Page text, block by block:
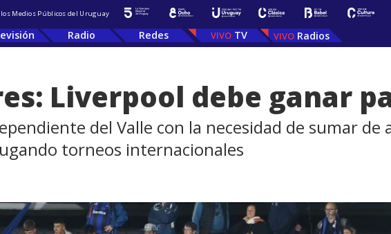
los Medios Públicos del Uruguay
Radio Redes TV Radios
Liverpool debe ganar
del Valle con la necesidad de sumar de
torneos internacionales